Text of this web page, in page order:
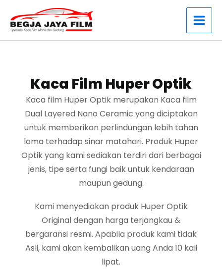
konten
Kaca Film Huper Optik
Kaca film Huper Optik merupakan Kaca film
Dual Layered Nano Ceramic yang diciptakan
untuk memberikan perlindungan lebih tahan
lama terhadap sinar matahari. Produk Huper
Optik yang kami sediakan terdiri dari berbagai
jenis, tipe serta fungi baik untuk kendaraan
maupun gedung.
Kami menyediakan produk Huper Optik
Original dengan harga terjangkau &
bergaransi resmi. Apabila produk kami tidak
Asli, kami akan kembalikan uang Anda 10 kali
lipat.